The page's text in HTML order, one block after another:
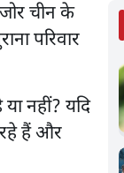
चीन के
परिवार
नहीं? यदि
रहे हैं और